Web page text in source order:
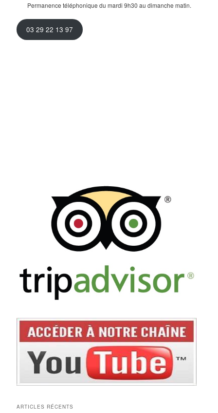
Permanence téléphonique du mardi 9h30 au dimanche matin.
03 29 22 13 97
ARTICLES RÉCENTS